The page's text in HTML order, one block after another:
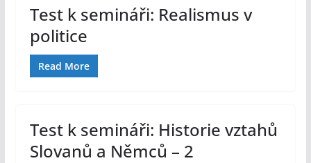
Test k semináři: Realismus v
politice
Read More
Test k semináři: Historie vztahů
Slovanů a Němců – 2